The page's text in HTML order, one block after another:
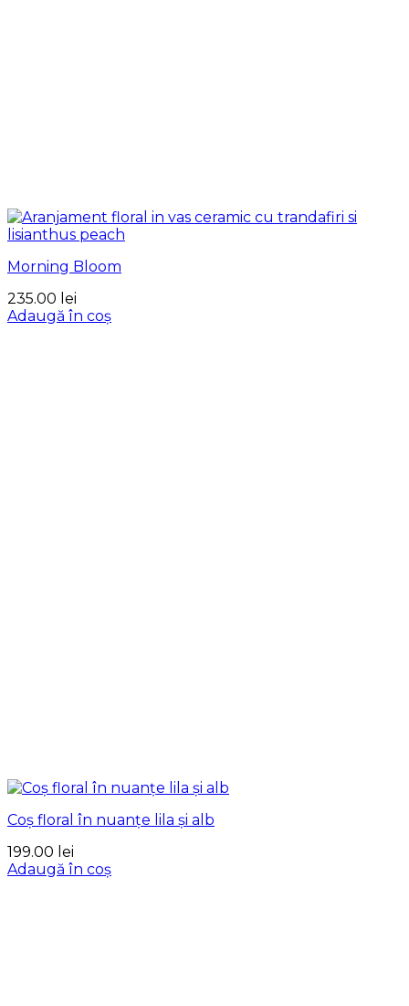
Morning Bloom
235.00 lei
Adaugă în coș
Coș floral în nuanțe lila și alb
199.00 lei
Adaugă în coș